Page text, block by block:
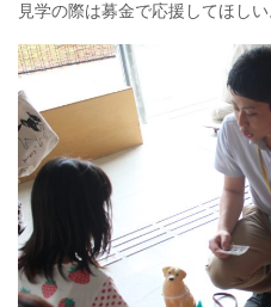
見学の際は募金で応援してほし